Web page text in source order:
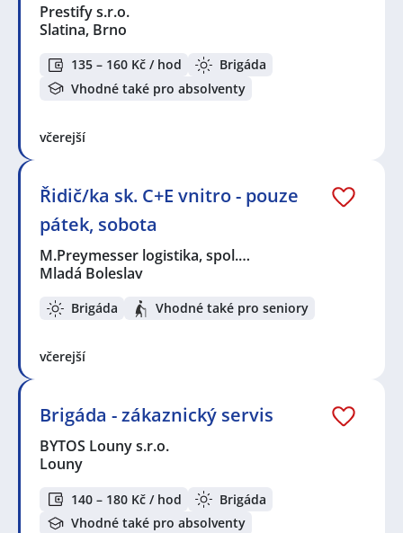
Prestify s.r.o.
Slatina, Brno
135 – 160 Kč / hod
Brigáda
Vhodné také pro absolventy
včerejší
Řidič/ka sk. C+E vnitro - pouze
pátek, sobota
M.Preymesser logistika, spol.…
Mladá Boleslav
Brigáda Vhodné také pro seniory
včerejší
Brigáda - zákaznický servis
BYTOS Louny s.r.o.
Louny
140 – 180 Kč / hod
Brigáda
Vhodné také pro absolventy